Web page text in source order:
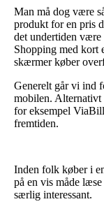
Man må dog være
produkt for en pris
det undertiden være
Shopping med kort
skærmer køber
Generelt går vi ind
mobilen. Alternativt
for eksempel
fremtiden.
Inden folk køber i
på en vis måde
særlig interessant.